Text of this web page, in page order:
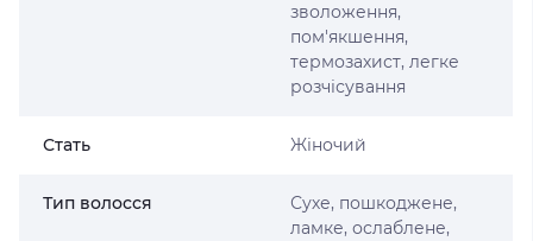
зволоження,
пом'якшення,
термозахист, легке
розчісування
Стать Жіночий
Тип волосся
Сухе, пошкоджене,
ламке, ослаблене,